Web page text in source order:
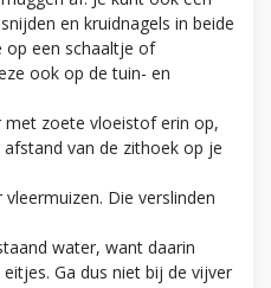
en kruidnagels in beide
op een schaaltje of
ook op de tuin- en
met zoete vloeistof erin op,
van de zithoek op je
Die verslinden
water, want daarin
Ga dus niet bij de vijver